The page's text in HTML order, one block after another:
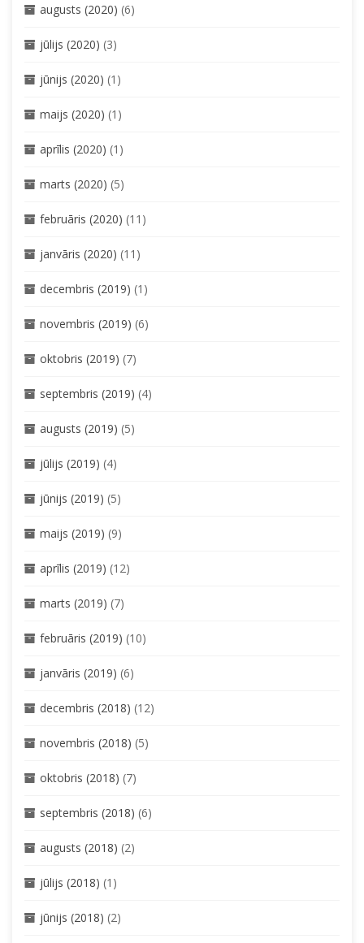
augusts (2020) (6)
jūlijs (2020) (3)
jūnijs (2020) (1)
maijs (2020) (1)
aprīlis (2020) (1)
marts (2020) (5)
februāris (2020) (11)
janvāris (2020) (11)
decembris (2019) (1)
novembris (2019) (6)
oktobris (2019) (7)
septembris (2019) (4)
augusts (2019) (5)
jūlijs (2019) (4)
jūnijs (2019) (5)
maijs (2019) (9)
aprīlis (2019) (12)
marts (2019) (7)
februāris (2019) (10)
janvāris (2019) (6)
decembris (2018) (12)
novembris (2018) (5)
oktobris (2018) (7)
septembris (2018) (6)
augusts (2018) (2)
jūlijs (2018) (1)
jūnijs (2018) (2)